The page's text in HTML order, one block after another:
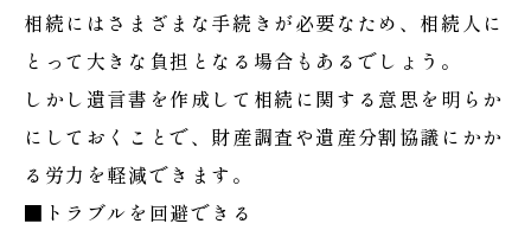
相続にはさまざまな手続きが必要なため、相続人に
とって大きな負担となる場合もあるでしょう。
しかし遺言書を作成して相続に関する意思を明らか
にしておくことで、財産調査や遺産分割協議にかか
る労力を軽減できます。
■トラブルを回避できる